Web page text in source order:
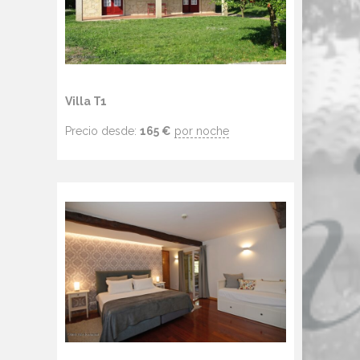
Villa T1
Precio desde: 165 € por noche